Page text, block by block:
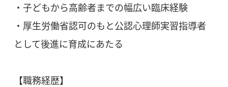
・子どもから高齢者までの幅広い臨床経験
・厚生労働省認可のもと公認心理師実習指導者
として後進に育成にあたる
【職務経歴】